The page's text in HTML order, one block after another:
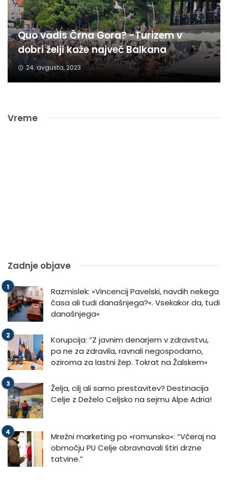
Quo vadis Črna Gora? -Turizem v
dobri želji kaže največ Balkana
24. avgusta, 2023
Vreme
Zadnje objave
Razmislek: »Vincencij Pavelski, navdih nekega
časa ali tudi današnjega?«. Vsekakor da, tudi
današnjega«
Korupcija: “Z javnim denarjem v zdravstvu,
pa ne za zdravila, ravnali negospodarno,
oziroma za lastni žep. Tokrat na Žalskem«
Želja, cilj ali samo prestavitev? Destinacija
Celje z Deželo Celjsko na sejmu Alpe Adria!
Mrežni marketing po »romunsko«: “Včeraj na
območju PU Celje obravnavali štiri drzne
tatvine.”